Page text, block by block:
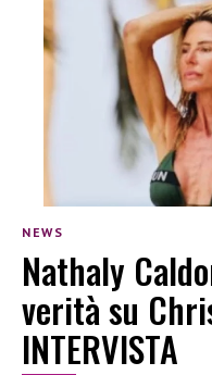
NEWS
Nathaly
verità su
INTERVISTA